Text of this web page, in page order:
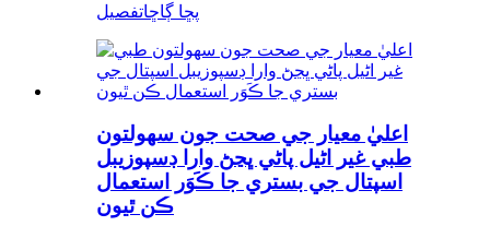
پڇا ڳاڇاتفصيل
اعليٰ معيار جي صحت جون سهولتون
طبي غير اڻيل پاڻي ڀڃڻ وارا ڊسپوزيبل
اسپتال جي بستري جا ڪَوَر استعمال
ڪن ٿيون